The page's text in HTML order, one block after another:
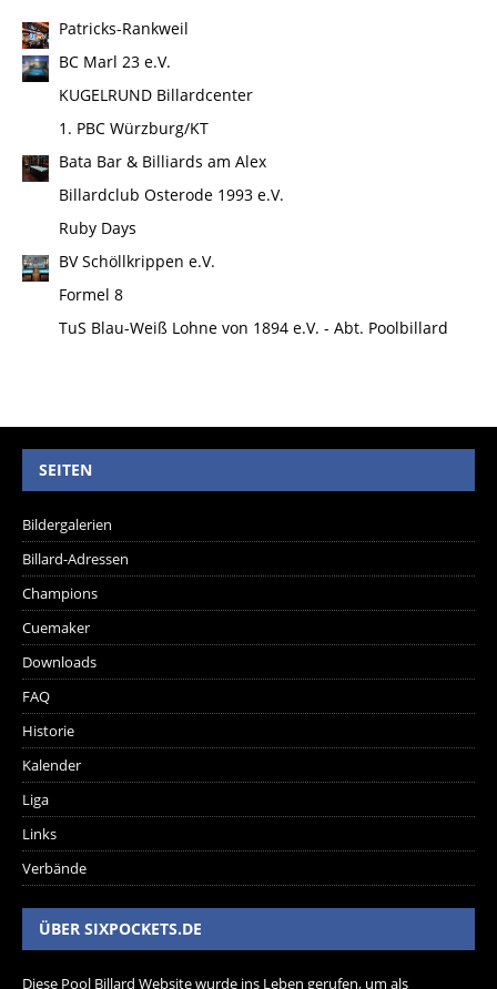
Patricks-Rankweil
BC Marl 23 e.V.
KUGELRUND Billardcenter
1. PBC Würzburg/KT
Bata Bar & Billiards am Alex
Billardclub Osterode 1993 e.V.
Ruby Days
BV Schöllkrippen e.V.
Formel 8
TuS Blau-Weiß Lohne von 1894 e.V. - Abt. Poolbillard
SEITEN
Bildergalerien
Billard-Adressen
Champions
Cuemaker
Downloads
FAQ
Historie
Kalender
Liga
Links
Verbände
ÜBER SIXPOCKETS.DE
Diese Pool Billard Website wurde ins Leben gerufen, um als